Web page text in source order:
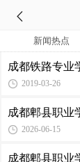
新闻热点
成都铁路专业
2019-03-26
成都郫县职业
2026-06-15
成都郫县职业